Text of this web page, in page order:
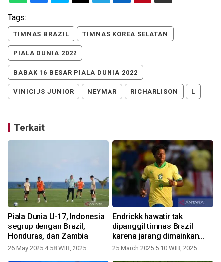
Tags:
TIMNAS BRAZIL TIMNAS KOREA SELATAN
PIALA DUNIA 2022
BABAK 16 BESAR PIALA DUNIA 2022
VINICIUS JUNIOR NEYMAR RICHARLISON L
Terkait
Piala Dunia U-17, Indonesia
segrup dengan Brazil,
Honduras, dan Zambia
26 May 2025 4:58 WIB, 2025
Endrickk hawatir tak
dipanggil timnas Brazil
karena jarang dimainkan
Madrid
25 March 2025 5:10 WIB, 2025